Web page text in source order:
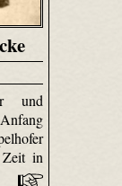
und
in